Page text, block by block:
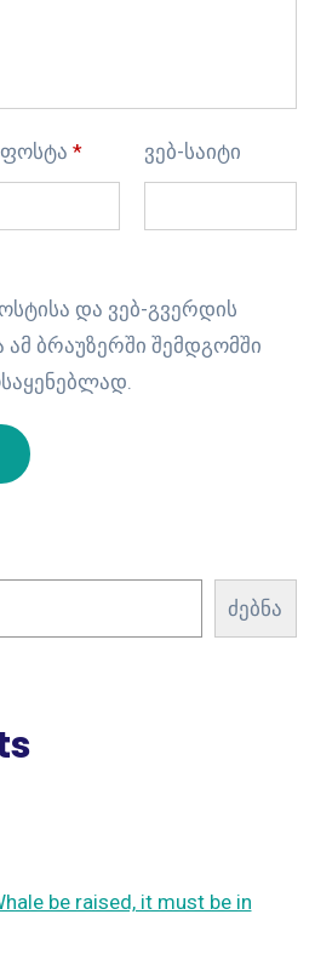
* ვებ-საიტი
და ვებ-გვერდის
ამ ბრაუზერში შემდგომში
ძებნა
be raised, it must be in